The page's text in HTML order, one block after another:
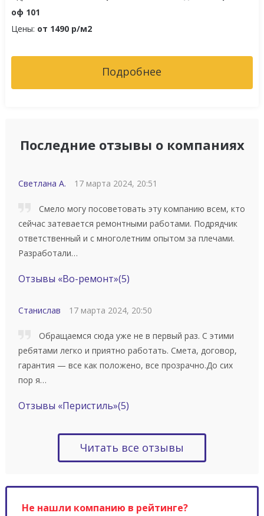
оф 101
Цены: от 1490 р/м2
Подробнее
Последние отзывы о компаниях
Светлана А. 17 марта 2024, 20:51
Смело могу посоветовать эту компанию всем, кто
сейчас затевается ремонтными работами. Подрядчик
ответственный и с многолетним опытом за плечами.
Разработали…
Отзывы «Во-ремонт»(5)
Станислав 17 марта 2024, 20:50
Обращаемся сюда уже не в первый раз. С этими
ребятами легко и приятно работать. Смета, договор,
гарантия — все как положено, все прозрачно.До сих
пор я…
Отзывы «Перистиль»(5)
Читать все отзывы
Не нашли компанию в рейтинге?